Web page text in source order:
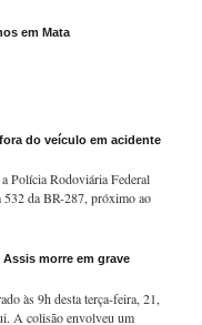
em Mata
do veículo em acidente
Polícia Rodoviária Federal
532 da BR-287, próximo ao
morre em grave
às 9h desta terça-feira, 21,
A colisão envolveu um